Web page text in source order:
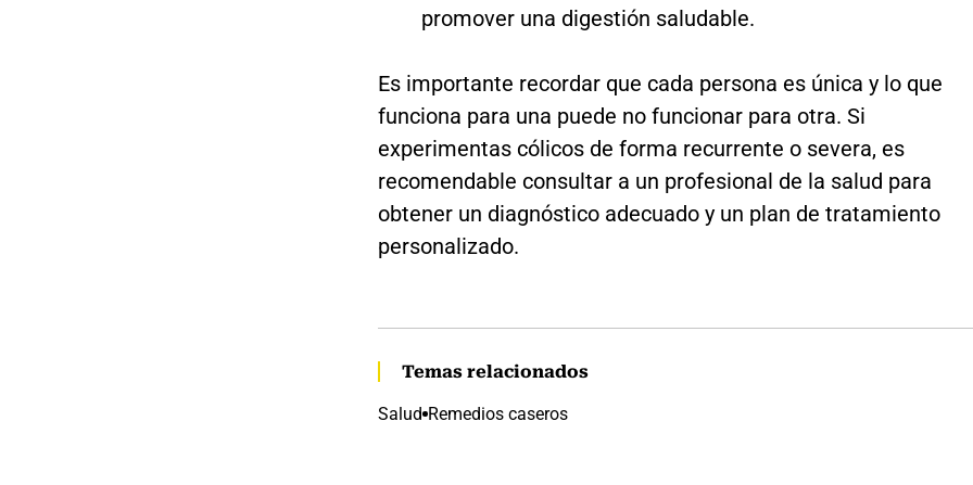
promover una digestión saludable.
Es importante recordar que cada persona es única y lo que
funciona para una puede no funcionar para otra. Si
experimentas cólicos de forma recurrente o severa, es
recomendable consultar a un profesional de la salud para
obtener un diagnóstico adecuado y un plan de tratamiento
personalizado.
Temas relacionados
Salud Remedios caseros